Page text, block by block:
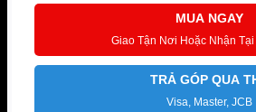
MUA NGAY
Giao Tận Nơi Hoặc Nhận
TRẢ GÓP QUA
Visa, Master, JCB